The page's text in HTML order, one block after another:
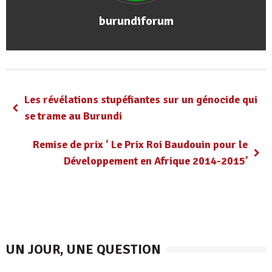
burundiforum
Les révélations stupéfiantes sur un génocide qui
se trame au Burundi
Remise de prix ‘ Le Prix Roi Baudouin pour le
Développement en Afrique 2014-2015’
UN JOUR, UNE QUESTION